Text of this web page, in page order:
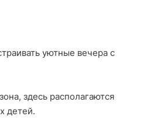
уютные вечера с
здесь располагаются
детей.